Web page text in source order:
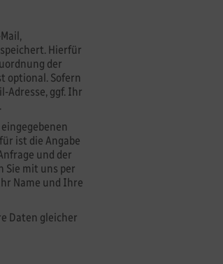
Hierfür
der
optional. Sofern
Adresse, ggf. Ihr
ist die Angabe
und der
Sie mit uns per
Name und Ihre
Daten gleicher